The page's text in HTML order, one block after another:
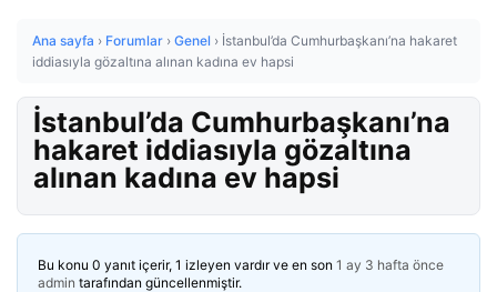
Ana sayfa › Forumlar › Genel › İstanbul’da Cumhurbaşkanı’na hakaret
iddiasıyla gözaltına alınan kadına ev hapsi
İstanbul’da Cumhurbaşkanı’na
hakaret iddiasıyla gözaltına
alınan kadına ev hapsi
Bu konu 0 yanıt içerir, 1 izleyen vardır ve en son 1 ay 3 hafta önce
admin tarafından güncellenmiştir.